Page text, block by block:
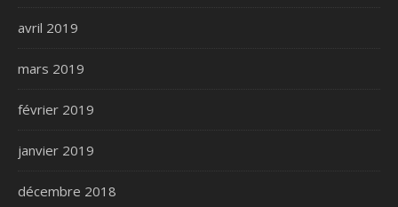
avril 2019
mars 2019
février 2019
janvier 2019
décembre 2018